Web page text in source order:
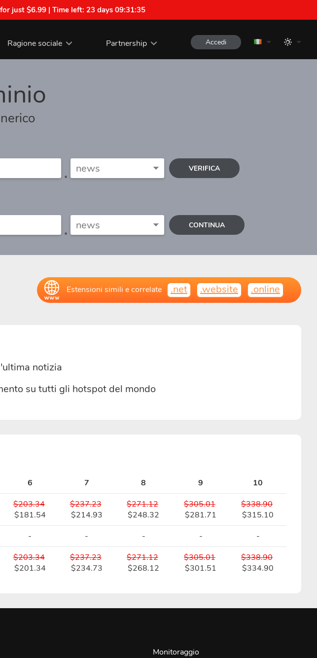
just $6.99 | Time left: 23 days 09:31:35
Ragione sociale Partnership Accedi
. VERIFICA
. CONTINUA
Estensioni simili e correlate .net .website .online
notizia
su tutti gli hotspot del mondo
6 7 8 9
10
$203.34
$181.54
$237.23
$214.93
$271.12
$248.32
$305.01
$281.71
$338.90
$315.10
- - - -
-
$203.34
$201.34
$237.23
$234.73
$271.12
$268.12
$305.01
$301.51
$338.90
$334.90
Monitoraggio